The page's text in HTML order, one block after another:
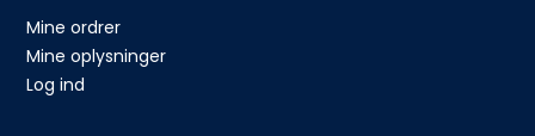
Mine ordrer
Mine oplysninger
Log ind